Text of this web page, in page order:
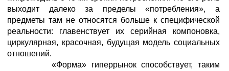
выходит далеко за пределы «потребления», а
предметы там не относятся больше к специфической
реальности: главенствует их серийная компоновка,
циркулярная, красочная, будущая модель социальных
отношений.
«Форма» гиперрынок способствует, таким